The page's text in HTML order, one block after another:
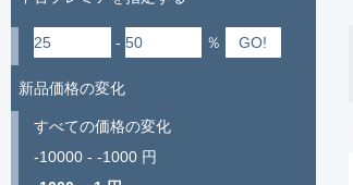
- ％
新品価格の変化
すべての価格の変化
-10000 - -1000 円